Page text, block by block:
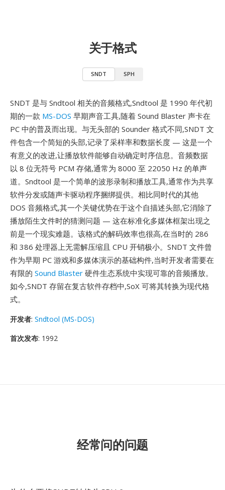
关于格式
SNDT SPH
SNDT 是与 Sndtool 相关的音频格式,Sndtool 是 1990 年代初
期的一款 MS-DOS 早期声音工具,随着 Sound Blaster 声卡在
PC 中的普及而出现。与无头部的 Sounder 格式不同,SNDT 文
件包含一个简短的头部,记录了采样率和数据长度 — 这是一个
有意义的改进,让播放软件能够自动确定时序信息。音频数据
以 8 位无符号 PCM 存储,通常为 8000 至 22050 Hz 的单声
道。Sndtool 是一个简单的波形录制和播放工具,通常作为共享
软件分发或随声卡驱动程序捆绑提供。相比同时代的其他
DOS 音频格式,其一个关键优势在于这个自描述头部,它消除了
播放陌生文件时的猜测问题 — 这在标准化多媒体框架出现之
前是一个现实难题。该格式的解码效率也很高,在当时的 286
和 386 处理器上无需解压缩且 CPU 开销极小。SNDT 文件曾
作为早期 PC 游戏和多媒体演示的基础构件,当时开发者需要在
有限的 Sound Blaster 硬件生态系统中实现可靠的音频播放。
如今,SNDT 存留在复古软件存档中,SoX 可将其转换为现代格
式。
开发者: Sndtool (MS-DOS)
首次发布: 1992
经常问的问题